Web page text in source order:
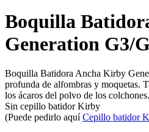
Boquilla
Generation G3/
Boquilla Batidora Ancha Kirby
profunda de alfombras y moquetas.
los ácaros del polvo de los colchones.
Sin cepillo batidor Kirby
(Puede pedirlo aquíCepillo batidor